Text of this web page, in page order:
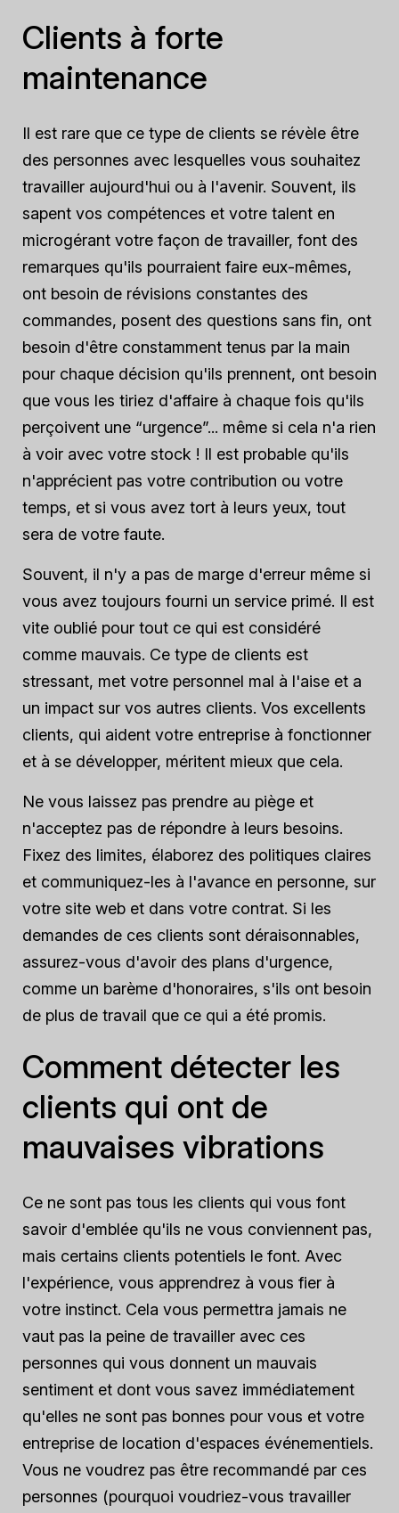
Clients à forte
maintenance
Il est rare que ce type de clients se révèle être
des personnes avec lesquelles vous souhaitez
travailler aujourd'hui ou à l'avenir. Souvent, ils
sapent vos compétences et votre talent en
microgérant votre façon de travailler, font des
remarques qu'ils pourraient faire eux-mêmes,
ont besoin de révisions constantes des
commandes, posent des questions sans fin, ont
besoin d'être constamment tenus par la main
pour chaque décision qu'ils prennent, ont besoin
que vous les tiriez d'affaire à chaque fois qu'ils
perçoivent une “urgence”... même si cela n'a rien
à voir avec votre stock ! Il est probable qu'ils
n'apprécient pas votre contribution ou votre
temps, et si vous avez tort à leurs yeux, tout
sera de votre faute.
Souvent, il n'y a pas de marge d'erreur même si
vous avez toujours fourni un service primé. Il est
vite oublié pour tout ce qui est considéré
comme mauvais. Ce type de clients est
stressant, met votre personnel mal à l'aise et a
un impact sur vos autres clients. Vos excellents
clients, qui aident votre entreprise à fonctionner
et à se développer, méritent mieux que cela.
Ne vous laissez pas prendre au piège et
n'acceptez pas de répondre à leurs besoins.
Fixez des limites, élaborez des politiques claires
et communiquez-les à l'avance en personne, sur
votre site web et dans votre contrat. Si les
demandes de ces clients sont déraisonnables,
assurez-vous d'avoir des plans d'urgence,
comme un barème d'honoraires, s'ils ont besoin
de plus de travail que ce qui a été promis.
Comment détecter les
clients qui ont de
mauvaises vibrations
Ce ne sont pas tous les clients qui vous font
savoir d'emblée qu'ils ne vous conviennent pas,
mais certains clients potentiels le font. Avec
l'expérience, vous apprendrez à vous fier à
votre instinct. Cela vous permettra jamais ne
vaut pas la peine de travailler avec ces
personnes qui vous donnent un mauvais
sentiment et dont vous savez immédiatement
qu'elles ne sont pas bonnes pour vous et votre
entreprise de location d'espaces événementiels.
Vous ne voudrez pas être recommandé par ces
personnes (pourquoi voudriez-vous travailler